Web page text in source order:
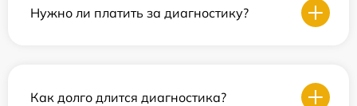
Нужно ли платить за диагностику?
Как долго длится диагностика?